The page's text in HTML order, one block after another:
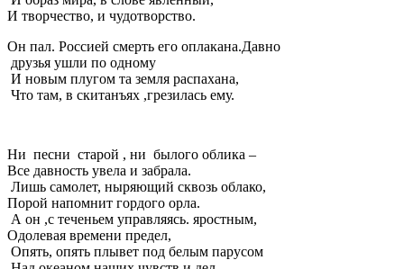
И творчество, и чудотворство.
Он пал. Россией смерть его оплакана.Давно
друзья ушли по одному
И новым плугом та земля распахана,
Что там, в скитанъях ,грезилась ему.
Ни песни старой , ни былого облика –
Все давность увела и забрала.
Лишь самолет, ныряющий сквозь облако,
Порой напомнит гордого орла.
А он ,с теченьем управляясь. яростным,
Одолевая времени предел,
Опять, опять плывет под белым парусом